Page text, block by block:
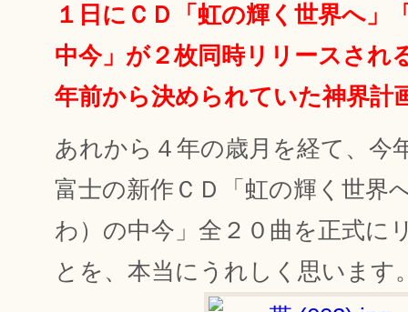
１日にＣＤ「虹の輝く世界へ」
中今」が２枚同時リリースされ
年前から決められていた神界計
あれから４年の歳月を経て、今
富士の新作ＣＤ「虹の輝く世界
わ）の中今」全２０曲を正式に
とを、本当にうれしく思います